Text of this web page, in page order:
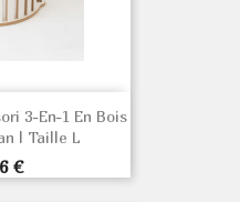
3-En-1 En Bois
| Taille L
€